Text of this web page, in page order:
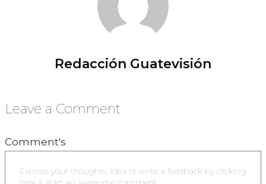
Redacción Guatevisión
Leave a Comment
Comment's